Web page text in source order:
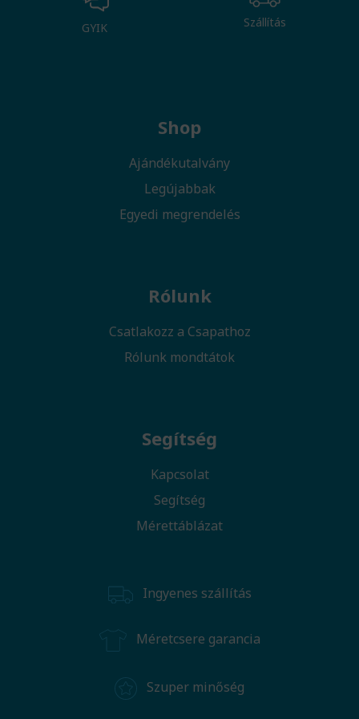
GYIK Szállítás
Shop
Ajándékutalvány
Legújabbak
Egyedi megrendelés
Rólunk
Csatlakozz a Csapathoz
Rólunk mondtátok
Segítség
Kapcsolat
Segítség
Mérettáblázat
Ingyenes szállítás
Méretcsere garancia
Szuper minőség